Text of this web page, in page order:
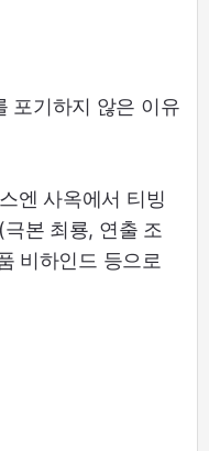
포기하지 않은 이유
엔 사옥에서 티빙
본 최룡, 연출 조
비하인드 등으로